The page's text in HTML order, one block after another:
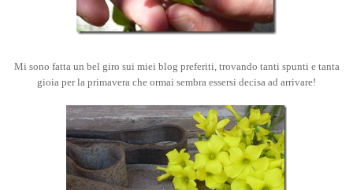
Mi sono fatta un bel giro sui miei blog preferiti, trovando tanti spunti e tanta
gioia per la primavera che ormai sembra essersi decisa ad arrivare!